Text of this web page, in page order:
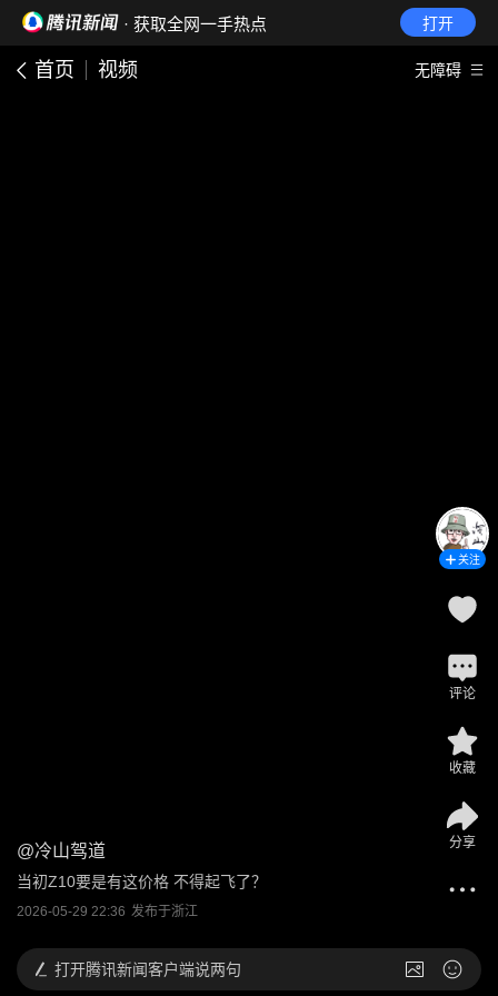
· 获取全网一手热点 打开
首页 视频 无障碍
@冷山驾道
当初Z10要是有这价格 不得起飞了？
2026-05-29 22:36 发布于浙江
关注
评论
收藏
分享
打开腾讯新闻客户端说两句